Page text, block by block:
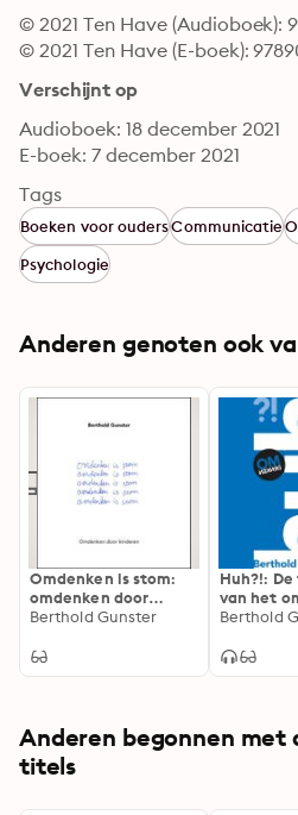
© 2021 Ten Have (Audioboek):
© 2021 Ten Have (E-boek):
Verschijnt op
Audioboek: 18 december 2021
E-boek: 7 december 2021
Tags
Boeken voor oudersCommunicatie
Psychologie
Anderen genoten ook
Omdenken is stom:
omdenken door
kinderen
Berthold Gunster
Huh?!:
van het
Berthold
Anderen begonnen met
titels